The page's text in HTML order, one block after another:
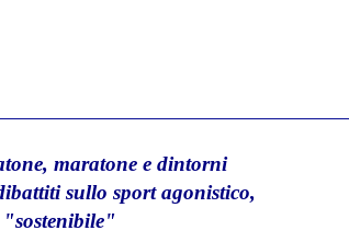
maratone e dintorni
sullo sport agonistico,
"sostenibile"